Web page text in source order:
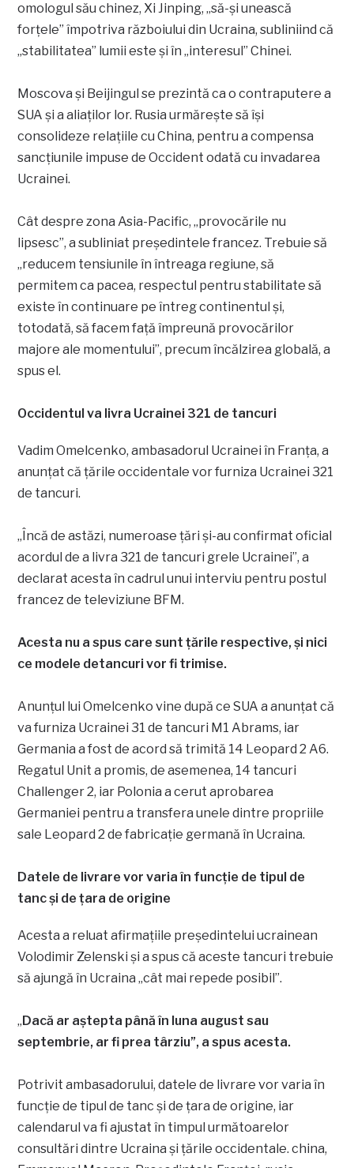
omologul său chinez, Xi Jinping, „să-şi unească
forțele” împotriva războiului din Ucraina, subliniind că
„stabilitatea” lumii este și în „interesul” Chinei.
Moscova și Beijingul se prezintă ca o contraputere a
SUA și a aliaților lor. Rusia urmărește să își
consolideze relațiile cu China, pentru a compensa
sancțiunile impuse de Occident odată cu invadarea
Ucrainei.
Cât despre zona Asia-Pacific, „provocările nu
lipsesc”, a subliniat preşedintele francez. Trebuie să
„reducem tensiunile în întreaga regiune, să
permitem ca pacea, respectul pentru stabilitate să
existe în continuare pe întreg continentul şi,
totodată, să facem faţă împreună provocărilor
majore ale momentului”, precum încălzirea globală, a
spus el.
Occidentul va livra Ucrainei 321 de tancuri
Vadim Omelcenko, ambasadorul Ucrainei în Franța, a
anunțat că țările occidentale vor furniza Ucrainei 321
de tancuri.
„Încă de astăzi, numeroase ţări şi-au confirmat oficial
acordul de a livra 321 de tancuri grele Ucrainei”, a
declarat acesta în cadrul unui interviu pentru postul
francez de televiziune BFM.
Acesta nu a spus care sunt țările respective, și nici
ce modele detancuri vor fi trimise.
Anunțul lui Omelcenko vine după ce SUA a anunțat că
va furniza Ucrainei 31 de tancuri M1 Abrams, iar
Germania a fost de acord să trimită 14 Leopard 2 A6.
Regatul Unit a promis, de asemenea, 14 tancuri
Challenger 2, iar Polonia a cerut aprobarea
Germaniei pentru a transfera unele dintre propriile
sale Leopard 2 de fabricaţie germană în Ucraina.
Datele de livrare vor varia în funcţie de tipul de
tanc şi de ţara de origine
Acesta a reluat afirmațiile președintelui ucrainean
Volodimir Zelenski și a spus că aceste tancuri trebuie
să ajungă în Ucraina „cât mai repede posibil”.
„Dacă ar aștepta până în luna august sau
septembrie, ar fi prea târziu”, a spus acesta.
Potrivit ambasadorului, datele de livrare vor varia în
funcţie de tipul de tanc şi de ţara de origine, iar
calendarul va fi ajustat în timpul următoarelor
consultări dintre Ucraina şi ţările occidentale. china,